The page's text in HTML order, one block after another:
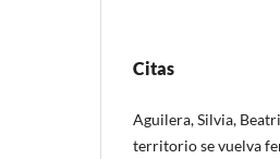
Citas
Aguilera, Silvia,
territorio se vuelva